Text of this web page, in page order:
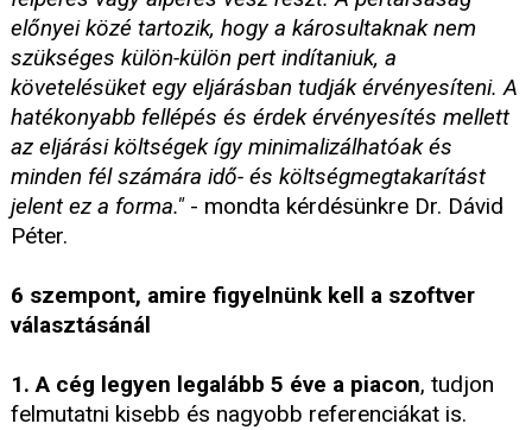
előnyei közé tartozik, hogy a károsultaknak nem
szükséges külön-külön pert indítaniuk, a
követelésüket egy eljárásban tudják érvényesíteni. A
hatékonyabb fellépés és érdek érvényesítés mellett
az eljárási költségek így minimalizálhatóak és
minden fél számára idő- és költségmegtakarítást
jelent ez a forma."- mondta kérdésünkre Dr. Dávid
Péter.
6 szempont, amire figyelnünk kell a szoftver
választásánál
1. A cég legyen legalább 5 éve a piacon, tudjon
felmutatni kisebb és nagyobb referenciákat is.